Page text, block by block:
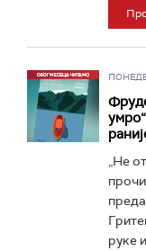
„Не
руке